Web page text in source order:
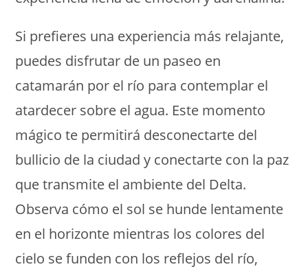
Si prefieres una experiencia más relajante,
puedes disfrutar de un paseo en
catamarán por el río para contemplar el
atardecer sobre el agua. Este momento
mágico te permitirá desconectarte del
bullicio de la ciudad y conectarte con la paz
que transmite el ambiente del Delta.
Observa cómo el sol se hunde lentamente
en el horizonte mientras los colores del
cielo se funden con los reflejos del río,